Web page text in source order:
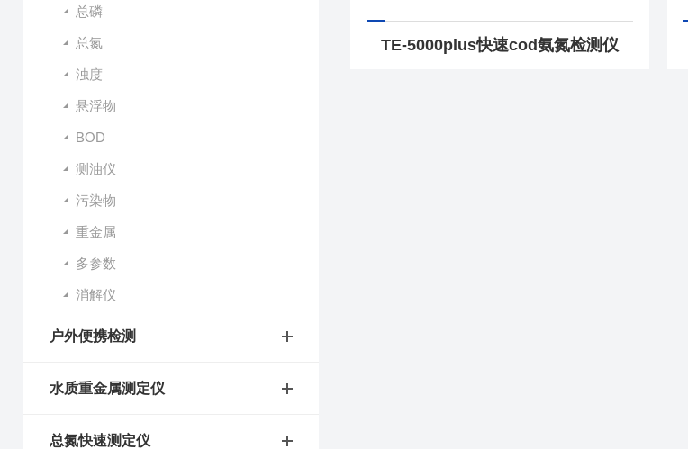
总磷
总氮
浊度
悬浮物
BOD
测油仪
污染物
重金属
多参数
消解仪
户外便携检测
水质重金属测定仪
总氮快速测定仪
TE-5000plus快速cod氨氮检测仪